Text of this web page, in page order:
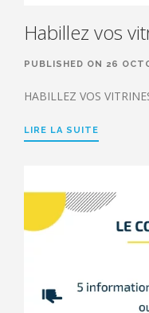
Habillez vos
PUBLISHED ON 26
HABILLEZ VOS
LIRE LA SUITE